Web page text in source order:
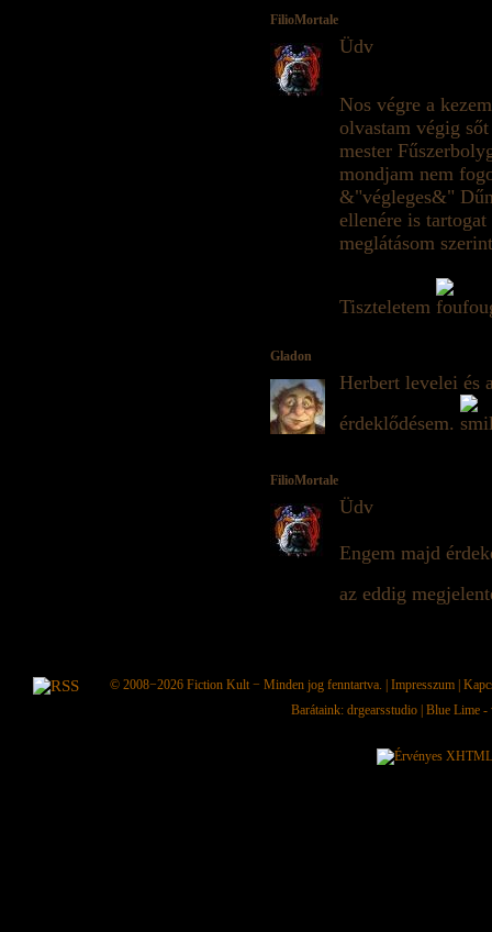
FilioMortale
Üdv
Nos végre a
olvastam végig
mester
mondjam nem
&"végleges&"
ellenére is
meglátásom
Tiszteletem
Gladon
Herbert levelei és
érdeklődésem.
FilioMortale
Üdv
Engem majd
az eddig
© 2008−2026 Fiction Kult − Minden jog fenntartva. | Impresszum |
Barátaink: drgearsstudio | Blue Lime -